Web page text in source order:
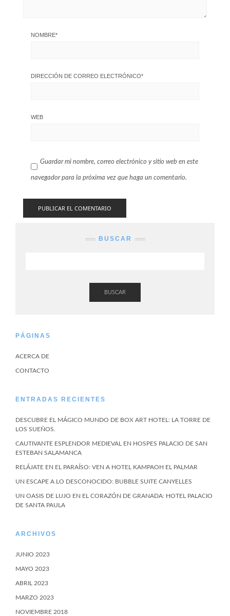
NOMBRE*
DIRECCIÓN DE CORREO ELECTRÓNICO*
WEB
Guardar mi nombre, correo electrónico y sitio web en este
navegador para la próxima vez que haga un comentario.
BUSCAR
BUSCAR
PÁGINAS
ACERCA DE
CONTACTO
ENTRADAS RECIENTES
DESCUBRE EL MÁGICO MUNDO DE BOX ART HOTEL: LA TORRE DE
LOS SUEÑOS.
CAUTIVANTE ESPLENDOR MEDIEVAL EN HOSPES PALACIO DE SAN
ESTEBAN SALAMANCA
RELÁJATE EN EL PARAÍSO: VEN A HOTEL KAMPAOH EL PALMAR
UN ESCAPE A LO DESCONOCIDO: BUBBLE SUITE CANYELLES
UN OASIS DE LUJO EN EL CORAZÓN DE GRANADA: HOTEL PALACIO
DE SANTA PAULA
ARCHIVOS
JUNIO 2023
MAYO 2023
ABRIL 2023
MARZO 2023
NOVIEMBRE 2018